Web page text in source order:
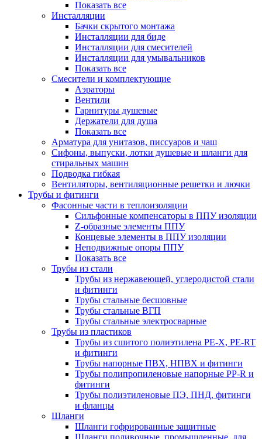
Показать все
Инсталляции
Бачки скрытого монтажа
Инсталляции для биде
Инсталляции для смесителей
Инсталляции для умывальников
Показать все
Смесители и комплектующие
Аэраторы
Вентили
Гарнитуры душевые
Держатели для душа
Показать все
Арматура для унитазов, писсуаров и чаш
Сифоны, выпуски, лотки душевые и шланги для
стиральных машин
Подводка гибкая
Вентиляторы, вентиляционные решетки и лючки
Трубы и фитинги
Фасонные части в теплоизоляции
Cильфонные компенсаторы в ППУ изоляции
Z-образные элементы ППУ
Концевые элементы в ППУ изоляции
Неподвижные опоры ППУ
Показать все
Трубы из стали
Трубы из нержавеющей, углеродистой стали
и фитинги
Трубы стальные бесшовные
Трубы стальные ВГП
Трубы стальные электросварные
Трубы из пластиков
Трубы из сшитого полиэтилена PE-X, PE-RT
и фитинги
Трубы напорные ПВХ, НПВХ и фитинги
Трубы полипропиленовые напорные PP-R и
фитинги
Трубы полиэтиленовые ПЭ, ПНД, фитинги
и фланцы
Шланги
Шланги гофрированные защитные
Шланги поливочные, промышленные, для